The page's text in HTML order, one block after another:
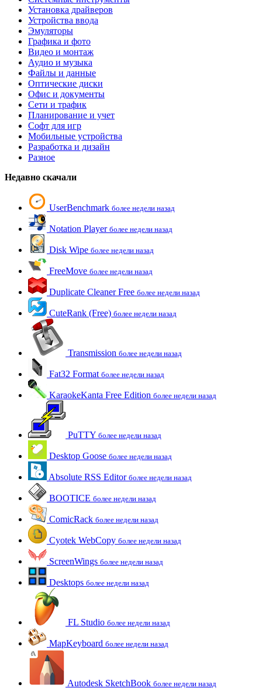
Установка драйверов
Устройства ввода
Эмуляторы
Графика и фото
Видео и монтаж
Аудио и музыка
Файлы и данные
Оптические диски
Офис и документы
Сети и трафик
Планирование и учет
Софт для игр
Мобильные устройства
Разработка и дизайн
Разное
Недавно скачали
UserBenchmark более недели назад
Notation Player более недели назад
Disk Wipe более недели назад
FreeMove более недели назад
Duplicate Cleaner Free более недели назад
CuteRank (Free) более недели назад
Transmission более недели назад
Fat32 Format более недели назад
KaraokeKanta Free Edition более недели назад
PuTTY более недели назад
Desktop Goose более недели назад
Absolute RSS Editor более недели назад
BOOTICE более недели назад
ComicRack более недели назад
Cyotek WebCopy более недели назад
ScreenWings более недели назад
Desktops более недели назад
FL Studio более недели назад
MapKeyboard более недели назад
Autodesk SketchBook более недели назад